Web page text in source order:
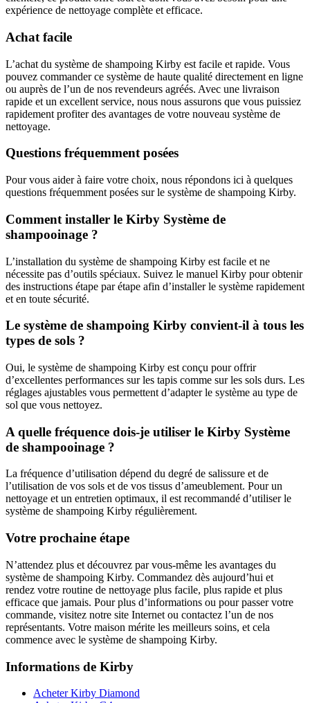
expérience de nettoyage complète et efficace.
Achat facile
L’achat du système de shampoing Kirby est facile et rapide. Vous
pouvez commander ce système de haute qualité directement en ligne
ou auprès de l’un de nos revendeurs agréés. Avec une livraison
rapide et un excellent service, nous nous assurons que vous puissiez
rapidement profiter des avantages de votre nouveau système de
nettoyage.
Questions fréquemment posées
Pour vous aider à faire votre choix, nous répondons ici à quelques
questions fréquemment posées sur le système de shampoing Kirby.
Comment installer le Kirby Système de
shampooinage ?
L’installation du système de shampoing Kirby est facile et ne
nécessite pas d’outils spéciaux. Suivez le manuel Kirby pour obtenir
des instructions étape par étape afin d’installer le système rapidement
et en toute sécurité.
Le système de shampoing Kirby convient-il à tous les
types de sols ?
Oui, le système de shampoing Kirby est conçu pour offrir
d’excellentes performances sur les tapis comme sur les sols durs. Les
réglages ajustables vous permettent d’adapter le système au type de
sol que vous nettoyez.
A quelle fréquence dois-je utiliser le Kirby Système
de shampooinage ?
La fréquence d’utilisation dépend du degré de salissure et de
l’utilisation de vos sols et de vos tissus d’ameublement. Pour un
nettoyage et un entretien optimaux, il est recommandé d’utiliser le
système de shampoing Kirby régulièrement.
Votre prochaine étape
N’attendez plus et découvrez par vous-même les avantages du
système de shampoing Kirby. Commandez dès aujourd’hui et
rendez votre routine de nettoyage plus facile, plus rapide et plus
efficace que jamais. Pour plus d’informations ou pour passer votre
commande, visitez notre site Internet ou contactez l’un de nos
représentants. Votre maison mérite les meilleurs soins, et cela
commence avec le système de shampoing Kirby.
Informations de Kirby
Acheter Kirby Diamond